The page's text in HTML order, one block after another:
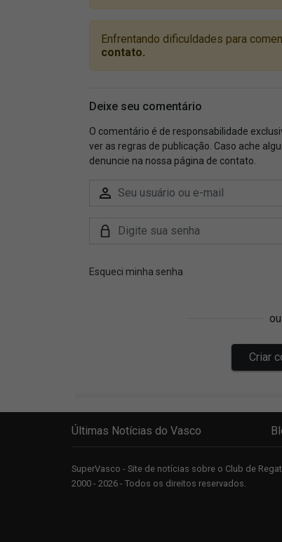
Últimas Notícias do Vasco
SuperVasco - Site de notícias sobre o Club de
2000 - 2026 - Todos os direitos reservados.